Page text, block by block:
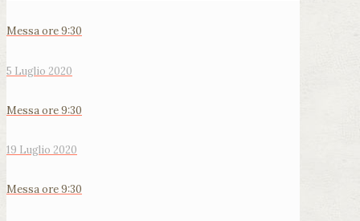
Messa ore 9:30
5 Luglio 2020
Messa ore 9:30
19 Luglio 2020
Messa ore 9:30